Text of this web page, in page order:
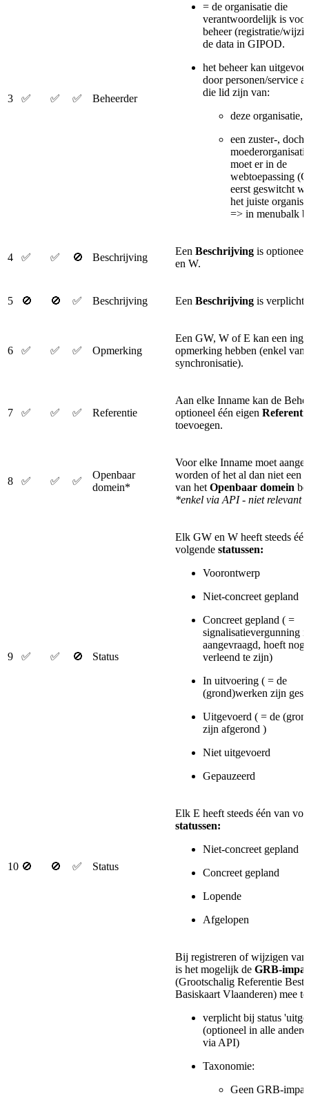
3 ✅ ✅ ✅ Beheerder
= de organisatie die
verantwoordelijk is
beheer (registratie/
de data in GIPOD.
het beheer kan
door personen/service
die lid zijn van:
deze organisatie,
een zuster-,
moet er in de
webtoepassing
eerst geswitcht
het juiste
=> in menubalk
4 ✅ ✅ 🚫 Beschrijving
Een Beschrijving is
en W.
5 🚫 🚫 ✅ Beschrijving Een Beschrijving is verplicht
6 ✅ ✅ ✅ Opmerking
Een GW, W of E kan een
opmerking hebben (enkel
synchronisatie).
7 ✅ ✅ ✅ Referentie
Aan elke Inname kan de
optioneel één eigen
toevoegen.
8 ✅ ✅ ✅
Openbaar
domein*
Voor elke Inname moet
worden of het al dan niet een
van het Openbaar domein
*enkel via API - niet relevant
9 ✅ ✅ 🚫 Status
Elk GW en W heeft steeds
volgende statussen:
Voorontwerp
Niet-concreet gepland
Concreet gepland ( =
signalisatievergunning is
aangevraagd, hoeft nog
verleend te zijn)
In uitvoering ( = de
(grond)werken zijn
Uitgevoerd ( = de
zijn afgerond )
Niet uitgevoerd
Gepauzeerd
10 🚫 🚫 ✅ Status
Elk E heeft steeds één van
statussen:
Niet-concreet gepland
Concreet gepland
Lopende
Afgelopen
Bij registreren of wijzigen
is het mogelijk de GRB-
(Grootschalig Referentie
Basiskaart Vlaanderen) mee
verplicht bij status
(optioneel in alle andere
via API)
Taxonomie:
Geen GRB-